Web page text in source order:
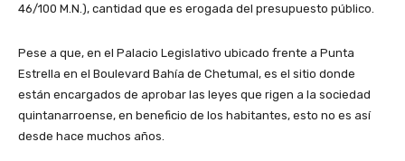
46/100 M.N.), cantidad que es erogada del presupuesto público.
Pese a que, en el Palacio Legislativo ubicado frente a Punta
Estrella en el Boulevard Bahía de Chetumal, es el sitio donde
están encargados de aprobar las leyes que rigen a la sociedad
quintanarroense, en beneficio de los habitantes, esto no es así
desde hace muchos años.